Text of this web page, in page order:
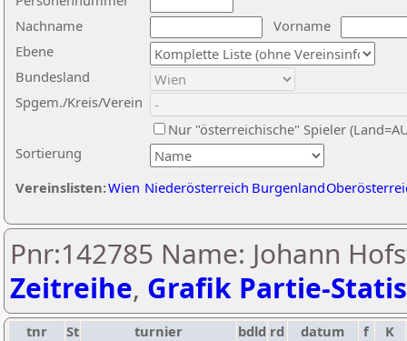
Nachname
Vorname
Ebene
Sortierung
Bundesland
Spgem./Kreis/Verein
Nur "österreichische" Spieler
Vereinslisten:Wien Niederösterreich Burgenland
Pnr:142785 Name: Johann
Zeitreihe, Grafik Partie-
tnr St turnier bdld rd datum f
K